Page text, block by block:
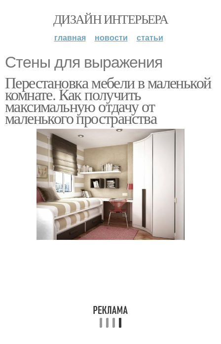
ДИЗАЙН ИНТЕРЬЕРА
главная новости статьи
Стены для выражения
Перестановка мебели в маленькой
комнате. Как получить
максимальную отдачу от
маленького пространства